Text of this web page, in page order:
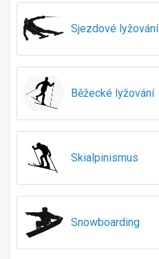
46-52
48
48-52
51-54
51-55
52-54
52-56
53-55
53-56
54
54-56
Sjezdové lyžování
Běžecké lyžování
Skialpinismus
Snowboarding